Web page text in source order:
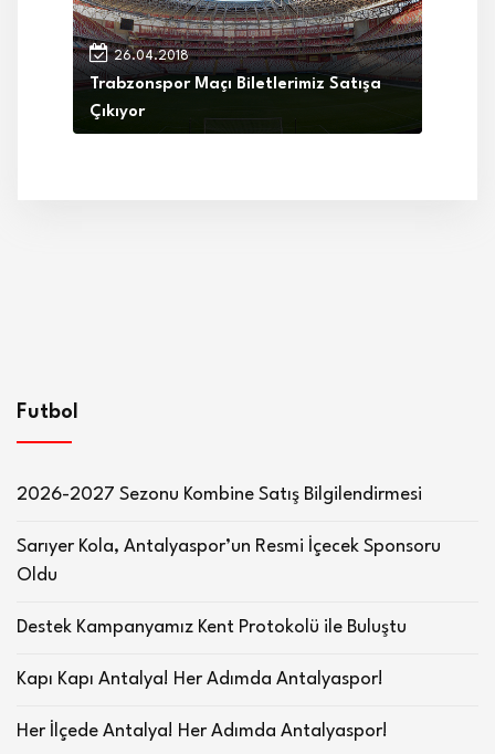
26.04.2018
Trabzonspor Maçı Biletlerimiz Satışa
Çıkıyor
Futbol
2026-2027 Sezonu Kombine Satış Bilgilendirmesi
Sarıyer Kola, Antalyaspor’un Resmi İçecek Sponsoru
Oldu
Destek Kampanyamız Kent Protokolü ile Buluştu
Kapı Kapı Antalya! Her Adımda Antalyaspor!
Her İlçede Antalya! Her Adımda Antalyaspor!